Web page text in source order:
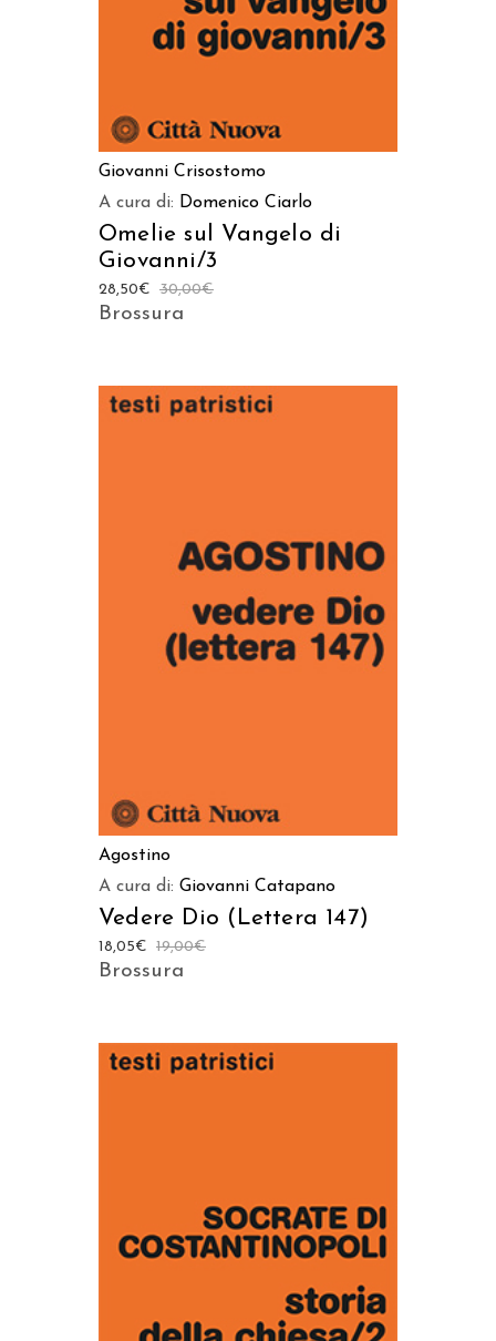
Giovanni Crisostomo
A cura di: Domenico Ciarlo
Omelie sul Vangelo di
Giovanni/3
30,00€
28,50€
Brossura
AGGIUNGI AL CARRELLO
Agostino
A cura di: Giovanni Catapano
Vedere Dio (Lettera 147)
19,00€
18,05€
Brossura